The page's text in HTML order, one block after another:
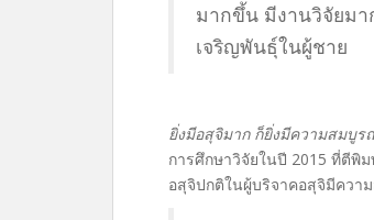
มากขึ้น มีงานวิจัยม
เจริญพันธุ์ในผู้ชาย
ยิ่งมีอสุจิมาก ก็ยิ่งมีความสมบู
การศึกษาวิจัยในปี 2015 ที่ตีพิ
อสุจิปกติในผู้บริจาคอสุจิมีควา